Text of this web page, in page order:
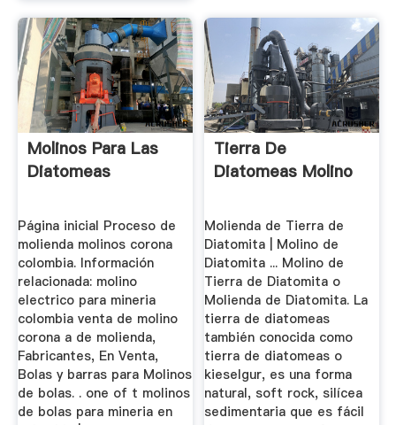
Molinos Para Las
Diatomeas
Página inicial Proceso de
molienda molinos corona
colombia. Información
relacionada: molino
electrico para mineria
colombia venta de molino
corona a de molienda,
Fabricantes, En Venta,
Bolas y barras para Molinos
de bolas. . one of t molinos
de bolas para mineria en
Tierra De
Diatomeas Molino
Molienda de Tierra de
Diatomita | Molino de
Diatomita ... Molino de
Tierra de Diatomita o
Molienda de Diatomita. La
tierra de diatomeas
también conocida como
tierra de diatomeas o
kieselgur, es una forma
natural, soft rock, silícea
sedimentaria que es fácil